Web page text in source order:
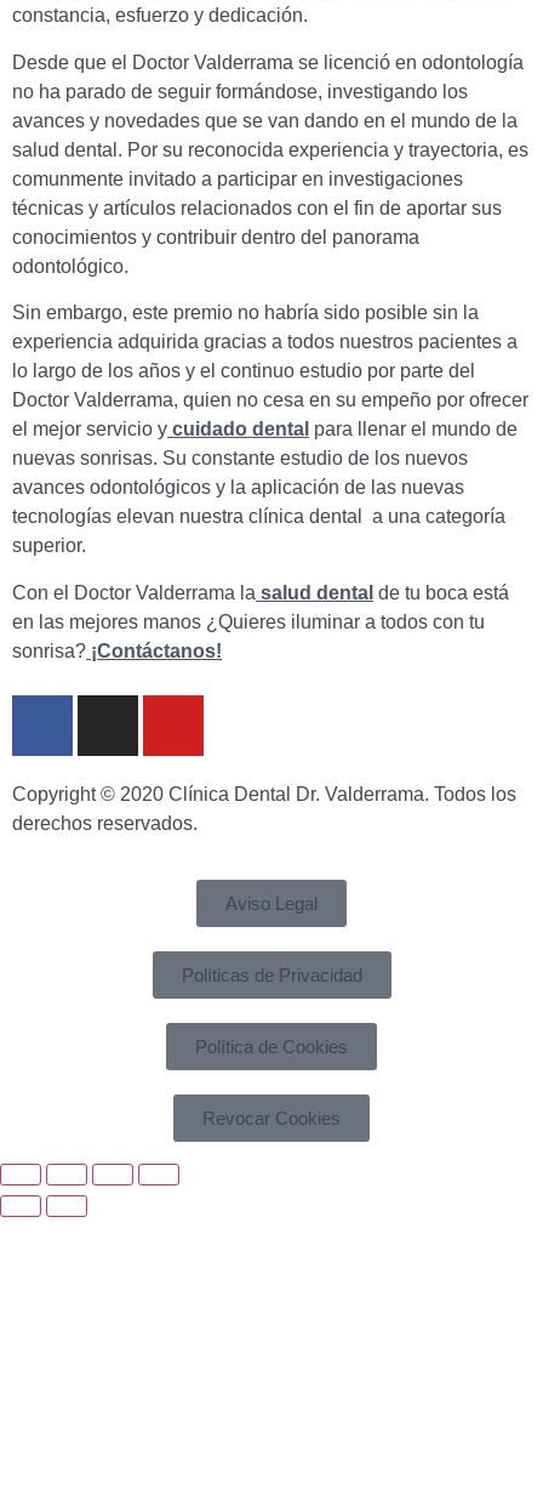
constancia, esfuerzo y dedicación.
Desde que el Doctor Valderrama se licenció en odontología
no ha parado de seguir formándose, investigando los
avances y novedades que se van dando en el mundo de la
salud dental. Por su reconocida experiencia y trayectoria, es
comunmente invitado a participar en investigaciones
técnicas y artículos relacionados con el fin de aportar sus
conocimientos y contribuir dentro del panorama
odontológico.
Sin embargo, este premio no habría sido posible sin la
experiencia adquirida gracias a todos nuestros pacientes a
lo largo de los años y el continuo estudio por parte del
Doctor Valderrama, quien no cesa en su empeño por ofrecer
el mejor servicio y cuidado dental para llenar el mundo de
nuevas sonrisas. Su constante estudio de los nuevos
avances odontológicos y la aplicación de las nuevas
tecnologías elevan nuestra clínica dental a una categoría
superior.
Con el Doctor Valderrama la salud dental de tu boca está
en las mejores manos ¿Quieres iluminar a todos con tu
sonrisa? ¡Contáctanos!
Copyright © 2020 Clínica Dental Dr. Valderrama. Todos los
derechos reservados.
Aviso Legal
Políticas de Privacidad
Política de Cookies
Revocar Cookies